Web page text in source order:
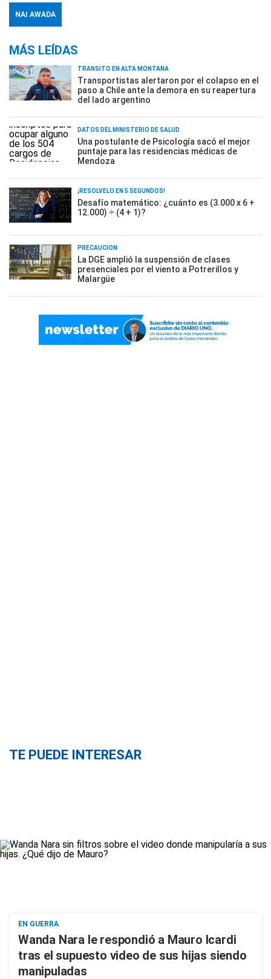
NAI AWADA
MÁS LEÍDAS
TRÁNSITO EN ALTA MONTAÑA
Transportistas alertaron por el colapso en el
paso a Chile ante la demora en su reapertura
del lado argentino
DATOS DEL MINISTERIO DE SALUD
Una postulante de Psicología sacó el mejor
puntaje para las residencias médicas de
Mendoza
¡RESOLVELO EN 5 SEGUNDOS!
Desafío matemático: ¿cuánto es (3.000 x 6 +
12.000) ÷ (4 + 1)?
PRECAUCIÓN
La DGE amplió la suspensión de clases
presenciales por el viento a Potrerillos y
Malargüe
TE PUEDE INTERESAR
EN GUERRA
Wanda Nara le respondió a Mauro Icardi
tras el supuesto video de sus hijas siendo
manipuladas